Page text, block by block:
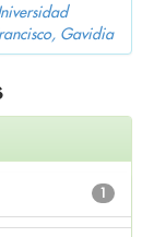
Gavidia
1